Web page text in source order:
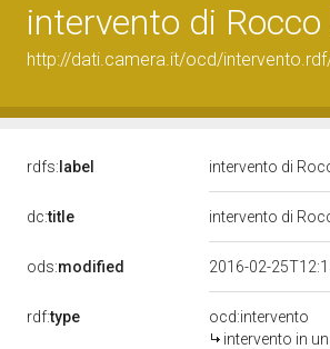
intervento di Rocco
http://dati.camera.it/ocd/
rdfs: label intervento di
dc:title intervento di
ods:modified 2016-02-
rdf:type
ocd:intervento
intervento in